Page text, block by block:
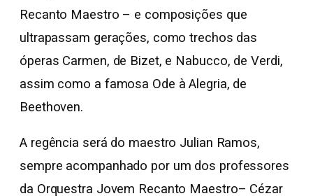
Recanto Maestro – e composições que
ultrapassam gerações, como trechos das
óperas Carmen, de Bizet, e Nabucco, de Verdi,
assim como a famosa Ode à Alegria, de
Beethoven.
A regência será do maestro Julian Ramos,
sempre acompanhado por um dos professores
da Orquestra Jovem Recanto Maestro– Cézar